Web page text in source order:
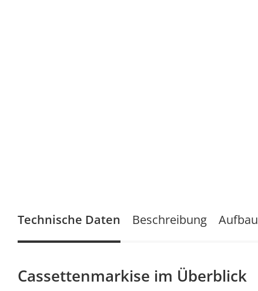
Technische Daten
Cassettenmarkise im Überblick
Beschreibung Aufbau